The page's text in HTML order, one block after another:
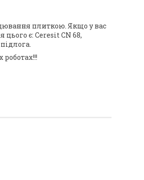
плиткою. Якщо у вас
є: Ceresit CN 68,